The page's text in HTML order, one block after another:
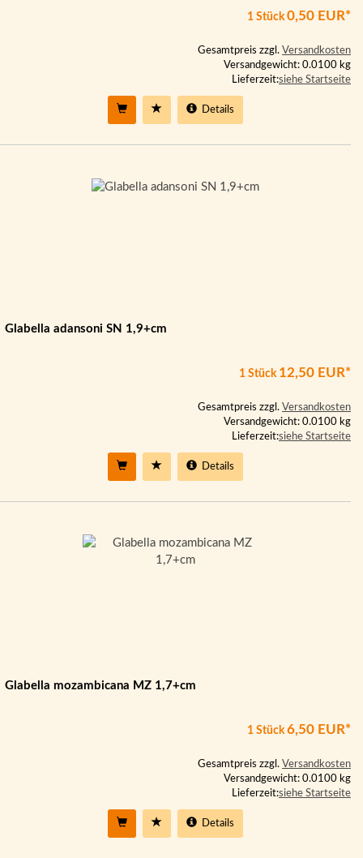
1 Stück0,50 EUR*
Gesamtpreis zzgl. Versandkosten
Versandgewicht: 0.0100 kg
Lieferzeit:siehe Startseite
Details
Glabella adansoni SN 1,9+cm
1 Stück 12,50 EUR*
Gesamtpreis zzgl. Versandkosten
Versandgewicht: 0.0100 kg
Lieferzeit:siehe Startseite
Details
Glabella mozambicana MZ 1,7+cm
1 Stück6,50 EUR*
Gesamtpreis zzgl. Versandkosten
Versandgewicht: 0.0100 kg
Lieferzeit:siehe Startseite
Details